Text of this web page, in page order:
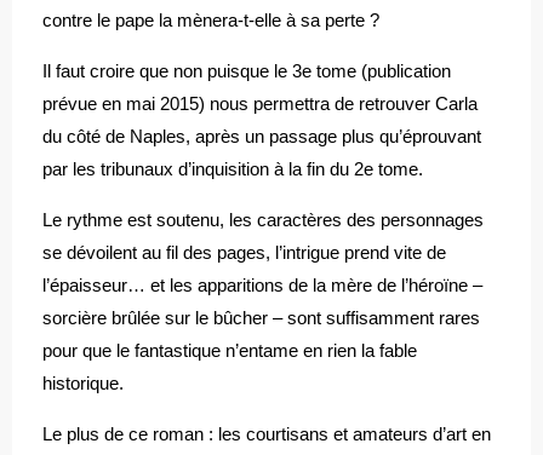
contre le pape la mènera-t-elle à sa perte ?
Il faut croire que non puisque le 3e tome (publication
prévue en mai 2015) nous permettra de retrouver Carla
du côté de Naples, après un passage plus qu’éprouvant
par les tribunaux d’inquisition à la fin du 2e tome.
Le rythme est soutenu, les caractères des personnages
se dévoilent au fil des pages, l’intrigue prend vite de
l’épaisseur… et les apparitions de la mère de l’héroïne –
sorcière brûlée sur le bûcher – sont suffisamment rares
pour que le fantastique n’entame en rien la fable
historique.
Le plus de ce roman : les courtisans et amateurs d’art en